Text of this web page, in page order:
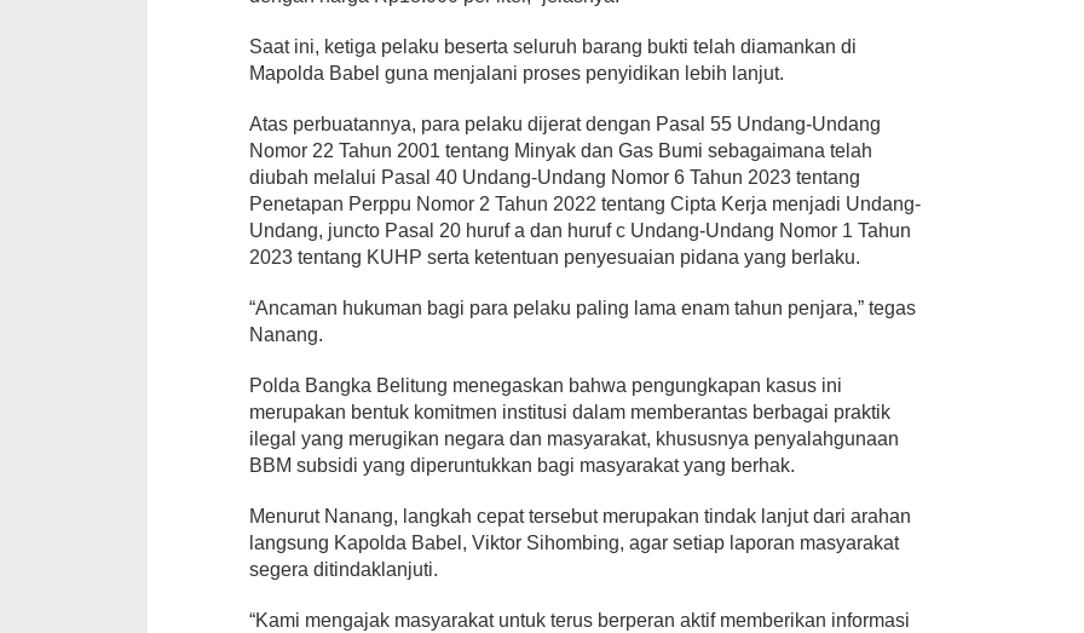
Saat ini, ketiga pelaku beserta seluruh barang bukti telah diamankan di
Mapolda Babel guna menjalani proses penyidikan lebih lanjut.
Atas perbuatannya, para pelaku dijerat dengan Pasal 55 Undang-Undang
Nomor 22 Tahun 2001 tentang Minyak dan Gas Bumi sebagaimana telah
diubah melalui Pasal 40 Undang-Undang Nomor 6 Tahun 2023 tentang
Penetapan Perppu Nomor 2 Tahun 2022 tentang Cipta Kerja menjadi Undang-
Undang, juncto Pasal 20 huruf a dan huruf c Undang-Undang Nomor 1 Tahun
2023 tentang KUHP serta ketentuan penyesuaian pidana yang berlaku.
“Ancaman hukuman bagi para pelaku paling lama enam tahun penjara,” tegas
Nanang.
Polda Bangka Belitung menegaskan bahwa pengungkapan kasus ini
merupakan bentuk komitmen institusi dalam memberantas berbagai praktik
ilegal yang merugikan negara dan masyarakat, khususnya penyalahgunaan
BBM subsidi yang diperuntukkan bagi masyarakat yang berhak.
Menurut Nanang, langkah cepat tersebut merupakan tindak lanjut dari arahan
langsung Kapolda Babel, Viktor Sihombing, agar setiap laporan masyarakat
segera ditindaklanjuti.
“Kami mengajak masyarakat untuk terus berperan aktif memberikan informasi